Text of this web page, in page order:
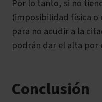
Por lo tanto, si no
(imposibilidad física
para no acudir a la
podrán dar el alta por
Conclusión